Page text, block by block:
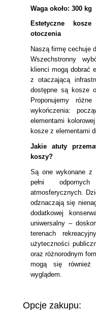
Waga około: 300 kg
Estetyczne
otoczenia
Naszą firmę cechuje
Wszechstronny
klienci mogą dobrać
z otaczającą
dostępne są kosze
Proponujemy
wykończenia:
elementami
kosze z elementami
Jakie atuty
koszy?
Są one wykonane z
pełni
atmosferycznych.
odznaczają się
dodatkowej
uniwersalny –
terenach
użyteczności
oraz różnorodnym
mogą się również
wyglądem.
Opcje zakupu: